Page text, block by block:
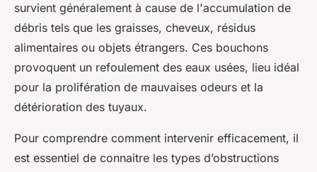
survient généralement à cause de l'accumulation de
débris tels que les graisses, cheveux, résidus
alimentaires ou objets étrangers. Ces bouchons
provoquent un refoulement des eaux usées, lieu idéal
pour la prolifération de mauvaises odeurs et la
détérioration des tuyaux.
Pour comprendre comment intervenir efficacement, il
est essentiel de connaitre les types d’obstructions